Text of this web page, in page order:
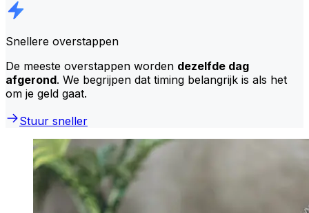
Snellere overstappen
De meeste overstappen worden dezelfde dag
afgerond. We begrijpen dat timing belangrijk is als het
om je geld gaat.
Stuur sneller